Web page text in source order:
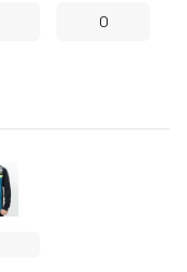
O